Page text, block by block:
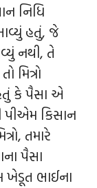
નિધિ
હતું, જે
નથી, તે
કે પૈસા એ
કિસાન
તમારે
પૈસા
ખેડૂત ભાઈના